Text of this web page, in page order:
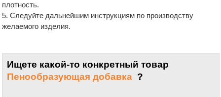
плотность.
5. Следуйте дальнейшим инструкциям по производству
желаемого изделия.
Ищете какой-то конкретный товар
Пенообразующая добавка ?